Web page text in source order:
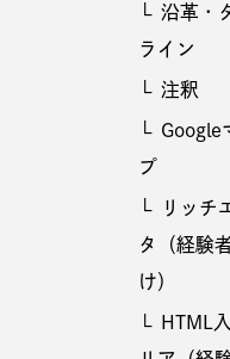
沿革・
ライン
注釈
Google
プ
リッチ
タ（経験
け）
HTML